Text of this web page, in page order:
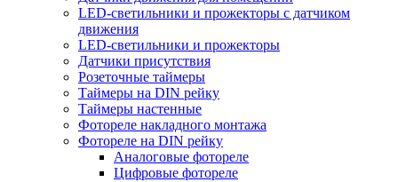
LED-светильники и прожекторы с датчиком
движения
LED-светильники и прожекторы
Датчики присутствия
Розеточные таймеры
Таймеры на DIN рейку
Таймеры настенные
Фотореле накладного монтажа
Фотореле на DIN рейку
Аналоговые фотореле
Цифровые фотореле